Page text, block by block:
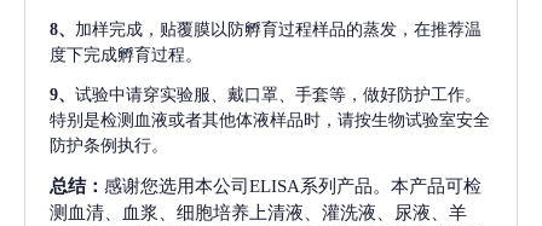
8、 加样完成，贴覆膜以防孵育过程样品的蒸发，在推荐温
度下完成孵育过程。
9、 试验中请穿实验服、戴口罩、手套等，做好防护工作。
特别是检测血液或者其他体液样品时，请按生物试验室安全
防护条例执行。
总结： 感谢您选用本公司ELISA系列产品。本产品可检
测血清、血浆、细胞培养上清液、灌洗液、尿液、羊